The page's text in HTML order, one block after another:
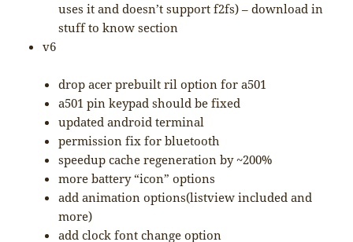
uses it and doesn’t support f2fs) – download in
stuff to know section
v6
drop acer prebuilt ril option for a501
a501 pin keypad should be fixed
updated android terminal
permission fix for bluetooth
speedup cache regeneration by ~200%
more battery “icon” options
add animation options(listview included and
more)
add clock font change option